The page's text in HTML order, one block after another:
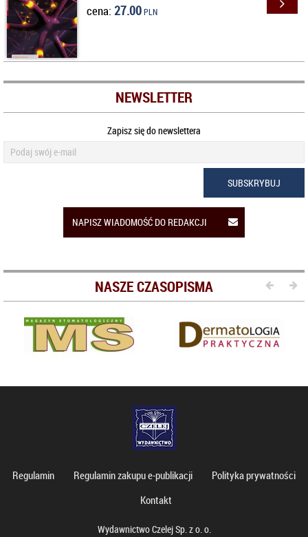
cena: 27.00PLN
NEWSLETTER
Zapisz się do newslettera
SUBSKRYBUJ
NAPISZ WIADOMOŚĆ DO REDAKCJI
NASZE CZASOPISMA
Regulamin Regulamin zakupu e-publikacji
Polityka prywatności
Kontakt
Wydawnictwo Czelej Sp. z o. o.